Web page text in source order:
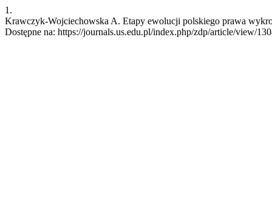
1.
Krawczyk-Wojciechowska A. Etapy ewolucji polskiego prawa
Dostępne na: https://journals.us.edu.pl/index.php/zdp/article/view/